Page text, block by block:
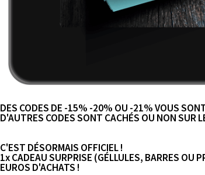
DES CODES DE -15% -20% OU -21% VOUS
D'AUTRES CODES SONT CACHÉS OU NON SUR
C'EST DÉSORMAIS OFFICIEL !
1x CADEAU SURPRISE (GÉLLULES, BARRES OU
EUROS D'ACHATS !